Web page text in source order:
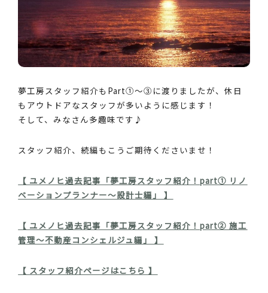
夢工房スタッフ紹介もPart①～③に渡りましたが、休日
もアウトドアなスタッフが多いように感じます！
そして、みなさん多趣味です♪
スタッフ紹介、続編もこうご期待くださいませ！
【 ユメノヒ過去記事「夢工房スタッフ紹介！part① リノ
ベーションプランナー～設計士編」 】
【 ユメノヒ過去記事「夢工房スタッフ紹介！part② 施工
管理～不動産コンシェルジュ編」 】
【 スタッフ紹介ページはこちら 】